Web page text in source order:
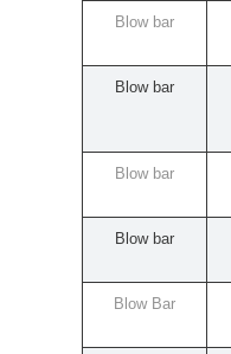
Blow bar
Blow bar
Blow bar
Blow bar
Blow Bar